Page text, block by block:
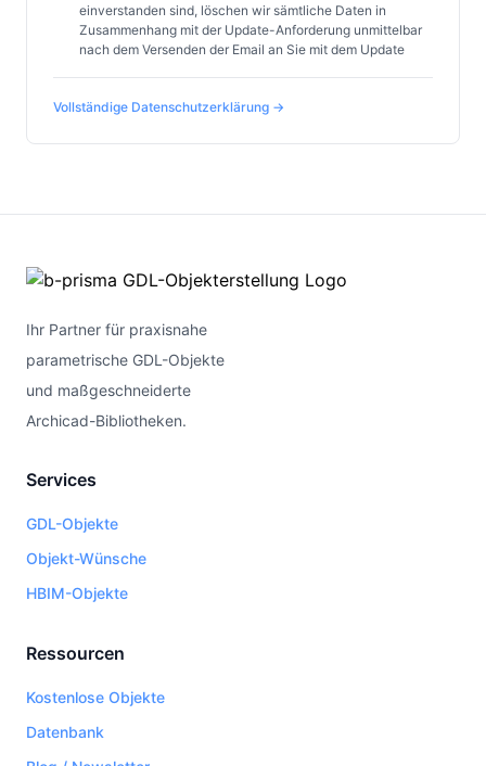
einverstanden sind, löschen wir sämtliche Daten in
Zusammenhang mit der Update-Anforderung unmittelbar
nach dem Versenden der Email an Sie mit dem Update
Vollständige Datenschutzerklärung →
Ihr Partner für praxisnahe
parametrische GDL-Objekte
und maßgeschneiderte
Archicad-Bibliotheken.
Services
GDL-Objekte
Objekt-Wünsche
HBIM-Objekte
Ressourcen
Kostenlose Objekte
Datenbank